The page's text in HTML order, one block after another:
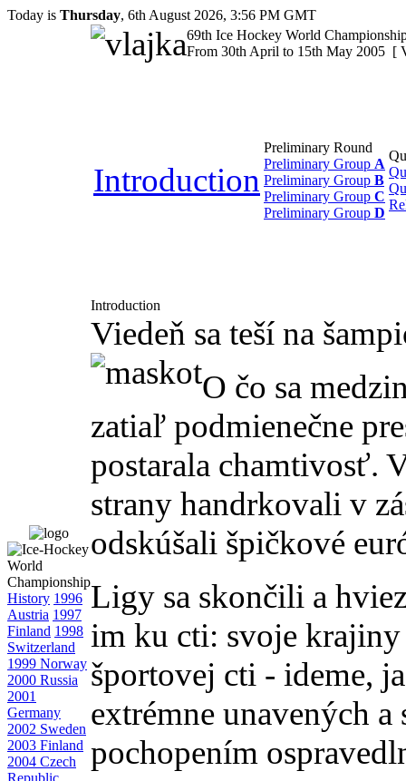
Today is Thursday, 6th August 2026, 3:56 PM GMT
History 1996
Austria 1997
Finland 1998
Switzerland
1999 Norway
2000 Russia
2001
Germany
2002 Sweden
2003 Finland
2004 Czech
Republic
69th Ice Hockey World
From 30th April to 15th May 2005 [
Introduction
Preliminary Round
Preliminary Group A
Preliminary Group B
Preliminary Group C
Preliminary Group D
Introduction
Viedeň sa teší na
O čo sa
zatiaľ podmienečne
postarala chamtivosť.
strany handrkovali v
odskúšali špičkové
Ligy sa skončili a
im ku cti: svoje
športovej cti - ideme,
extrémne unavených
pochopením